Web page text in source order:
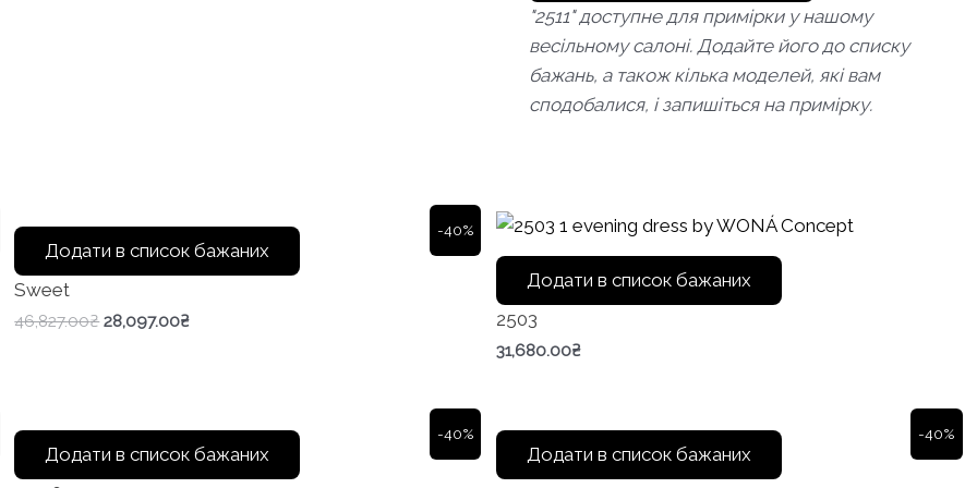
"2511" доступне для примірки у нашому
весільному салоні. Додайте його до списку
бажань, а також кілька моделей, які вам
сподобалися, і запишіться на примірку.
-40%
Додати в список бажаних
Sweet
46,827.00₴ Оригінальна
28,097.00₴Поточна
Додати в список бажаних
2503
31,680.00₴
-40%
Додати в список бажаних
-40%
Додати в список бажаних